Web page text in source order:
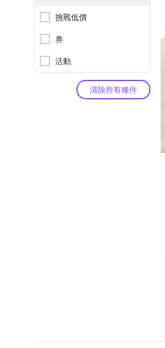
挑戰低價
券
活動
清除所有條件